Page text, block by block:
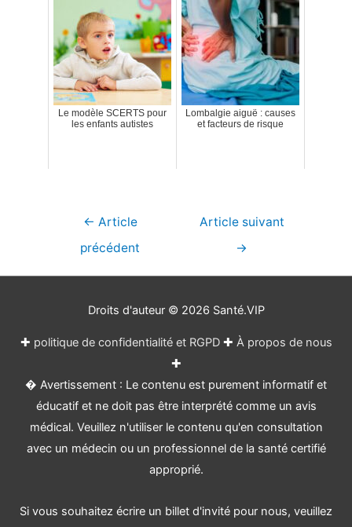
Le modèle SCERTS pour
les enfants autistes
Lombalgie aiguë : causes
et facteurs de risque
Navigation
← Article
précédent
Article suivant
→
Droits d'auteur © 2026 Santé.VIP
✚ politique de confidentialité et RGPD✚ À propos de nous
✚
� Avertissement : Le contenu est purement informatif et
éducatif et ne doit pas être interprété comme un avis
médical. Veuillez n'utiliser le contenu qu'en consultation
avec un médecin ou un professionnel de la santé certifié
approprié.
Si vous souhaitez écrire un billet d'invité pour nous, veuillez